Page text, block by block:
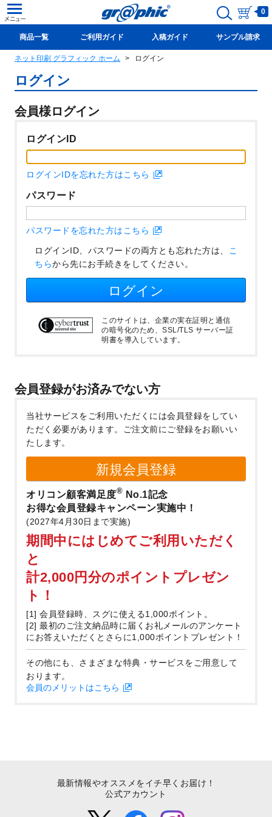
0
商品一覧 ご利用ガイド 入稿ガイド サンプル請求
新規会員登録(無料)
ネット印刷 グラフィック ホーム ログイン
ログイン
会員様ログイン
ログインID
ログインIDを忘れた方はこちら
パスワード
パスワードを忘れた方はこちら
ログインID、パスワードの両方とも忘れた方は、 こ
ちらから先にお手続きをしてください。
ログイン
このサイトは、企業の実在証明と通信
の暗号化のため、SSL/TLS サーバー証
明書を導入しています。
会員登録がお済みでない方
当社サービスをご利用いただくには会員登録をしてい
ただく必要があります。
ご注文前にご登録をお願いい
たします。
新規会員登録
オリコン顧客満足度® No.1記念
お得な会員登録キャンペーン実施中！
(2027年4月30日まで実施)
期間中にはじめてご利用いただく
と
計2,000円分のポイントプレゼン
ト！
[1] 会員登録時、スグに使える1,000ポイント。
[2] 最初のご注文納品時に届くお礼メールのアンケート
にお答えいただくとさらに1,000ポイントプレゼント！
その他にも、さまざまな特典・サービスをご用意して
おります。
会員のメリットはこちら
最新情報やオススメをイチ早くお届け！
公式アカウント